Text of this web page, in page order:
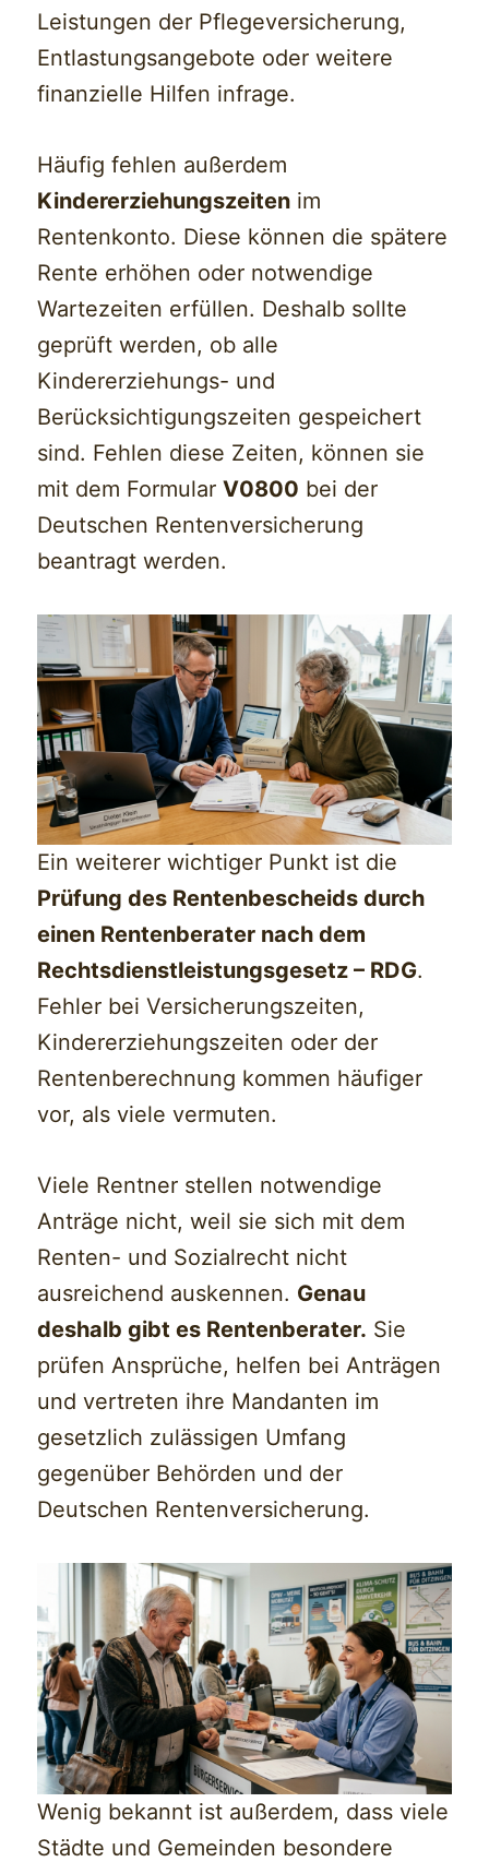
Leistungen der Pflegeversicherung,
Entlastungsangebote oder weitere
finanzielle Hilfen infrage.
Häufig fehlen außerdem
Kindererziehungszeiten im
Rentenkonto. Diese können die spätere
Rente erhöhen oder notwendige
Wartezeiten erfüllen. Deshalb sollte
geprüft werden, ob alle
Kindererziehungs- und
Berücksichtigungszeiten gespeichert
sind. Fehlen diese Zeiten, können sie
mit dem FormularV0800 bei der
Deutschen Rentenversicherung
beantragt werden.
Ein weiterer wichtiger Punkt ist die
Prüfung des Rentenbescheids durch
einen Rentenberater nach dem
Rechtsdienstleistungsgesetz – RDG.
Fehler bei Versicherungszeiten,
Kindererziehungszeiten oder der
Rentenberechnung kommen häufiger
vor, als viele vermuten.
Viele Rentner stellen notwendige
Anträge nicht, weil sie sich mit dem
Renten- und Sozialrecht nicht
ausreichend auskennen. Genau
deshalb gibt es Rentenberater. Sie
prüfen Ansprüche, helfen bei Anträgen
und vertreten ihre Mandanten im
gesetzlich zulässigen Umfang
gegenüber Behörden und der
Deutschen Rentenversicherung.
Wenig bekannt ist außerdem, dass viele
Städte und Gemeinden besondere